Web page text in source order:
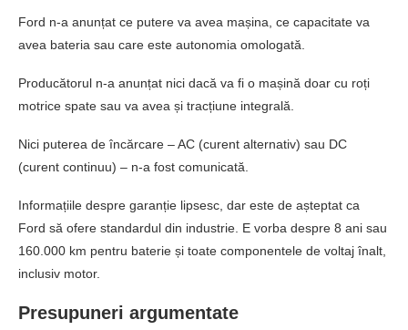
Ford n-a anunțat ce putere va avea mașina, ce capacitate va
avea bateria sau care este autonomia omologată.
Producătorul n-a anunțat nici dacă va fi o mașină doar cu roți
motrice spate sau va avea și tracțiune integrală.
Nici puterea de încărcare – AC (curent alternativ) sau DC
(curent continuu) – n-a fost comunicată.
Informațiile despre garanție lipsesc, dar este de așteptat ca
Ford să ofere standardul din industrie. E vorba despre 8 ani sau
160.000 km pentru baterie și toate componentele de voltaj înalt,
inclusiv motor.
Presupuneri argumentate